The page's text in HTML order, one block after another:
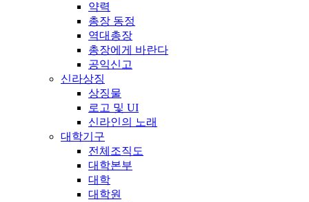
약력
총장 동정
역대총장
총장에게 바란다
공익신고
신라상징
상징물
로고 및 UI
신라인의 노래
대학기구
전체조직도
대학본부
대학
대학원